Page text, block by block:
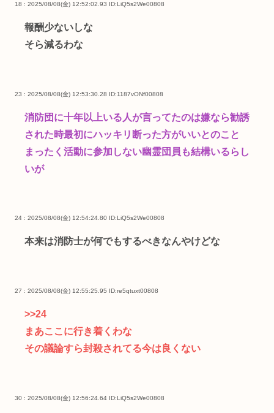
18 : 2025/08/08(金) 12:52:02.93 ID:LiQ5s2We00808
報酬少ないしな
そら減るわな
23 : 2025/08/08(金) 12:53:30.28 ID:1187vONf00808
消防団に十年以上いる人が言ってたのは嫌なら勧誘
された時最初にハッキリ断った方がいいとのこと
まったく活動に参加しない幽霊団員も結構いるらし
いが
24 : 2025/08/08(金) 12:54:24.80 ID:LiQ5s2We00808
本来は消防士が何でもするべきなんやけどな
27 : 2025/08/08(金) 12:55:25.95 ID:re5qtuxt00808
>>24
まあここに行き着くわな
その議論すら封殺されてる今は良くない
30 : 2025/08/08(金) 12:56:24.64 ID:LiQ5s2We00808